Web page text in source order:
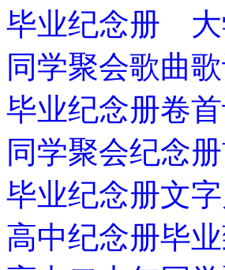
毕业纪念册 大
同学聚会歌曲
毕业纪念册卷
同学聚会纪念
毕业纪念册文
高中纪念册毕